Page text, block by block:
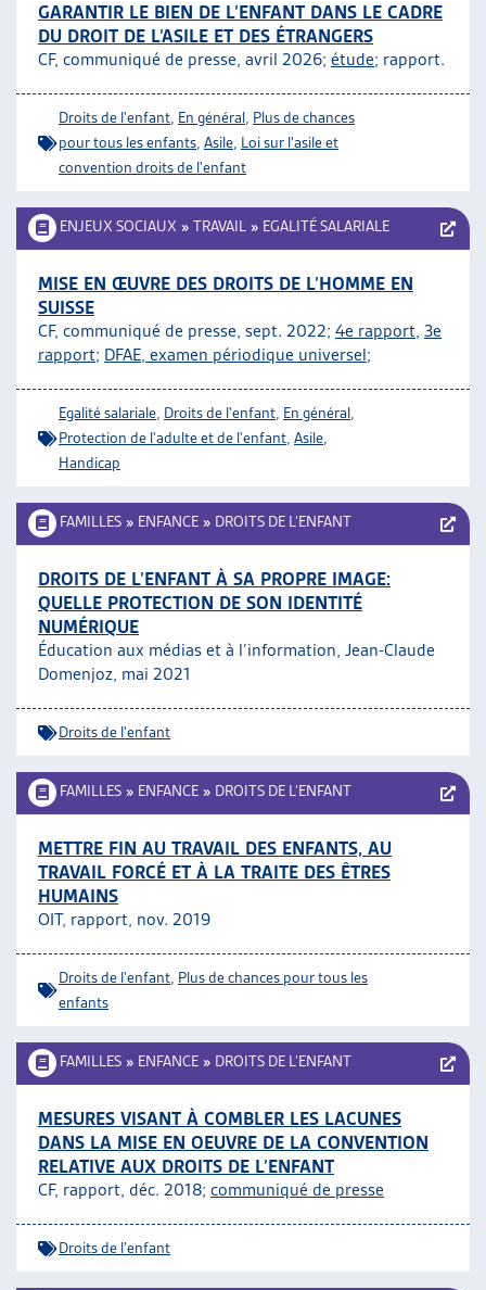
GARANTIR LE BIEN DE L’ENFANT DANS LE CADRE
DU DROIT DE L’ASILE ET DES ÉTRANGERS
CF, communiqué de presse, avril 2026; étude; rapport.
Droits de l'enfant En général Plus de chances
pour tous les enfants Asile Loi sur l'asile et
convention droits de l'enfant
ENJEUX SOCIAUX » TRAVAIL » EGALITÉ SALARIALE
MISE EN ŒUVRE DES DROITS DE L’HOMME EN
SUISSE
CF, communiqué de presse, sept. 2022; 4e rapport, 3e
rapport; DFAE, examen périodique universel;
Egalité salariale Droits de l'enfant En général
Protection de l'adulte et de l'enfant Asile
Handicap
FAMILLES » ENFANCE » DROITS DE L’ENFANT
DROITS DE L’ENFANT À SA PROPRE IMAGE:
QUELLE PROTECTION DE SON IDENTITÉ
NUMÉRIQUE
Éducation aux médias et à l’information, Jean-Claude
Domenjoz, mai 2021
Droits de l'enfant
FAMILLES » ENFANCE » DROITS DE L’ENFANT
METTRE FIN AU TRAVAIL DES ENFANTS, AU
TRAVAIL FORCÉ ET À LA TRAITE DES ÊTRES
HUMAINS
OIT, rapport, nov. 2019
Droits de l'enfant Plus de chances pour tous les
enfants
FAMILLES » ENFANCE » DROITS DE L’ENFANT
MESURES VISANT À COMBLER LES LACUNES
DANS LA MISE EN OEUVRE DE LA CONVENTION
RELATIVE AUX DROITS DE L’ENFANT
CF, rapport, déc. 2018; communiqué de presse
Droits de l'enfant